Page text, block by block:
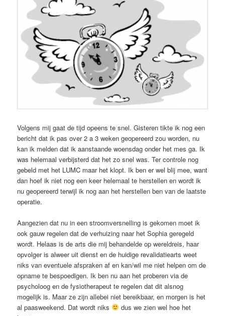
Volgens mij gaat de tijd opeens te snel. Gisteren tikte ik nog een
bericht dat ik pas over 2 a 3 weken geopereerd zou worden, nu
kan ik melden dat ik aanstaande woensdag onder het mes ga. Ik
was helemaal verbijsterd dat het zo snel was. Ter controle nog
gebeld met het LUMC maar het klopt. Ik ben er wel blij mee, want
dan hoef ik niet nog een keer helemaal te herstellen en wordt ik
nu geopereerd terwijl ik nog aan het herstellen ben van de laatste
operatie.
Aangezien dat nu in een stroomversnelling is gekomen moet ik
ook gauw regelen dat de verhuizing naar het Sophia geregeld
wordt. Helaas is de arts die mij behandelde op wereldreis, haar
opvolger is alweer uit dienst en de huidige revalidatiearts weet
niks van eventuele afspraken af en kan/wil me niet helpen om de
opname te bespoedigen. Ik ben nu aan het proberen via de
psycholoog en de fysiotherapeut te regelen dat dit alsnog
mogelijk is. Maar ze zijn allebei niet bereikbaar, en morgen is het
al paasweekend. Dat wordt niks
dus we zien wel hoe het